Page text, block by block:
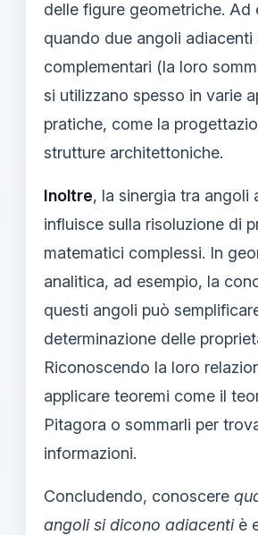
delle figure geometriche. Ad
quando due angoli adiacenti
complementari (la loro
si utilizzano spesso in varie
pratiche, come la
strutture architettoniche.
Inoltre, la sinergia tra angoli
influisce sulla risoluzione di
matematici complessi. In
analitica, ad esempio, la
questi angoli può
determinazione delle
Riconoscendo la loro
applicare teoremi come il
Pitagora o sommarli per
informazioni.
Concludendo, conoscere
angoli si dicono adiacentiè